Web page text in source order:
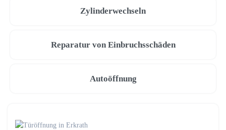
Zylinderwechseln
Reparatur von Einbruchsschäden
Autoöffnung